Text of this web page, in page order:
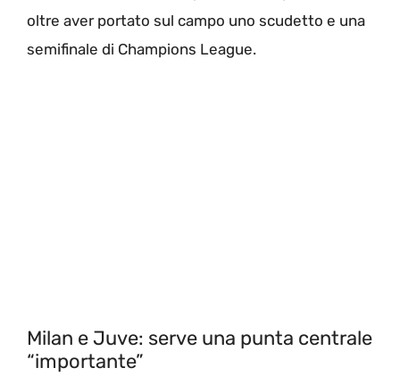
oltre aver portato sul campo uno scudetto e una
semifinale di Champions League.
Milan e Juve: serve una punta centrale
“importante”